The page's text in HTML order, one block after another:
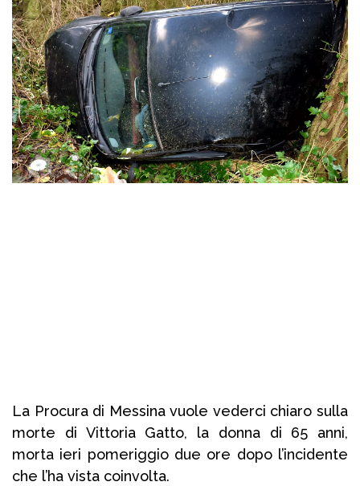
La Procura di Messina vuole vederci chiaro sulla
morte di Vittoria Gatto, la donna di 65 anni,
morta ieri pomeriggio due ore dopo l’incidente
che l’ha vista coinvolta.